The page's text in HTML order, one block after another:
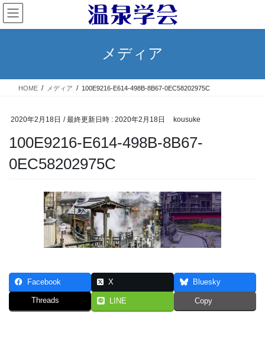
コ
ン
テ
ス
ナ
ビ
ゲ
ン
メディア
HOME メディア 100E9216-E614-498B-8B67-0EC58202975C
2020年2月18日 / 最終更新日時 : 2020年2月18日 kousuke
100E9216-E614-498B-8B67-
0EC58202975C
Facebook X Bluesky
Threads LINE Copy